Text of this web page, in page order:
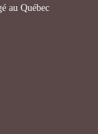
au Québec